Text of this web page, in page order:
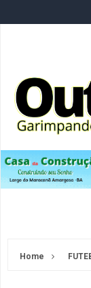
Home